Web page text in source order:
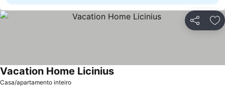
Partilhar
Casa/apartamento inteiro
Vacation Home Licinius